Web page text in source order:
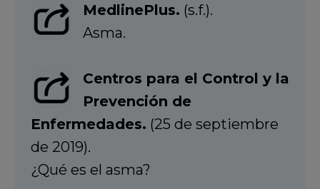
MedlinePlus. (s.f.).
Asma.
Centros para el Control y la
Prevención de
Enfermedades. (25 de septiembre
de 2019).
¿Qué es el asma?